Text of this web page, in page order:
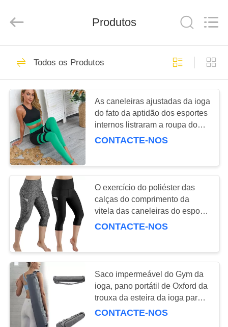
CASA
PRODUTOS
QUEM
SOMOS
FÁBRICA
CONTROLE
DE
QUALIDADE
FALE
CONOSCO
PEDIR
Technology
Rights
Esteira da ioga da
aptidão
Blocos do exercício
da ioga
17
Roda do rolo da
ioga
15
Produtos
Todos os Produtos
As caneleiras ajustadas da ioga
do fato da aptidão dos esportes
internos listraram a roupa do
exercício dos retalhos
CONTACTE-NOS
O exercício do poliéster das
calças do comprimento da
vitela das caneleiras do esporte
da forma para fora Pocket
CONTACTE-NOS
Saco impermeável do Gym da
ioga, pano portátil de Oxford da
trouxa da esteira da ioga para
levar do ombro
CONTACTE-NOS